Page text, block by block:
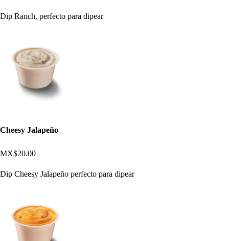
Dip Ranch, perfecto para dipear
Cheesy Jalapeño
MX$20.00
Dip Cheesy Jalapeño perfecto para dipear